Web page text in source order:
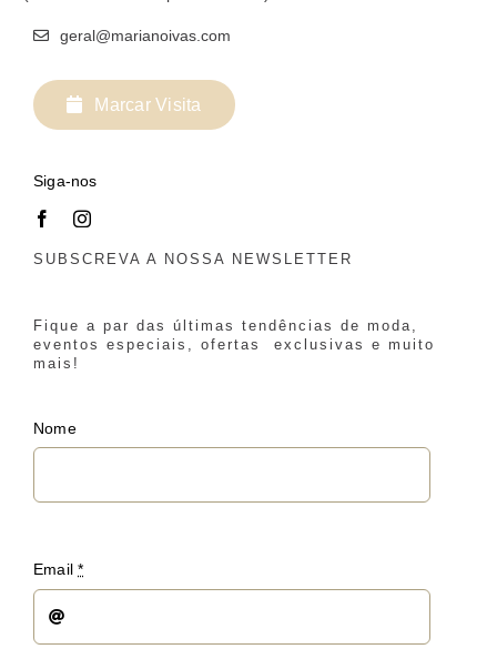
geral@marianoivas.com
Marcar Visita
Siga-nos
SUBSCREVA A NOSSA NEWSLETTER
Fique a par das últimas tendências de moda,
eventos especiais, ofertas exclusivas e muito
mais!
Nome
Email*